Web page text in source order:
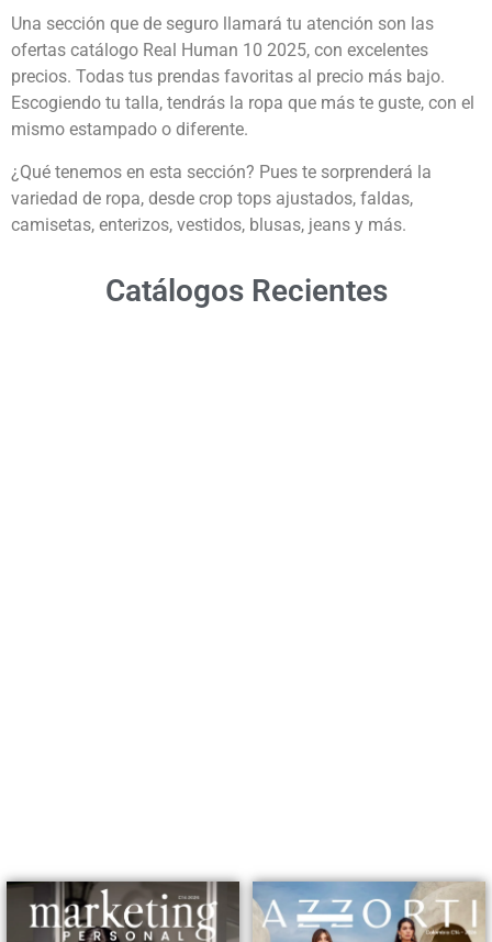
Una sección que de seguro llamará tu atención son las
ofertas catálogo Real Human 10 2025, con excelentes
precios. Todas tus prendas favoritas al precio más bajo.
Escogiendo tu talla, tendrás la ropa que más te guste, con el
mismo estampado o diferente.
¿Qué tenemos en esta sección? Pues te sorprenderá la
variedad de ropa, desde crop tops ajustados, faldas,
camisetas, enterizos, vestidos, blusas, jeans y más.
Catálogos Recientes